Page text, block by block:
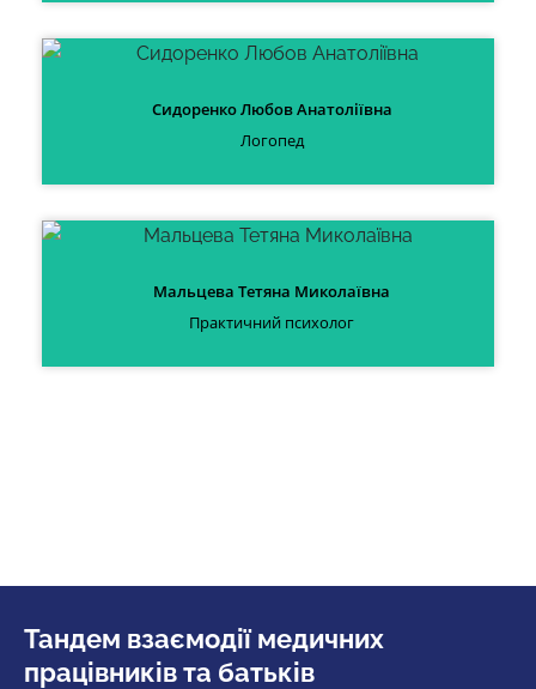
Сидоренко Любов Анатоліївна
Логопед
Мальцева Тетяна Миколаївна
Практичний психолог
Тандем взаємодії медичних
працівників та батьків